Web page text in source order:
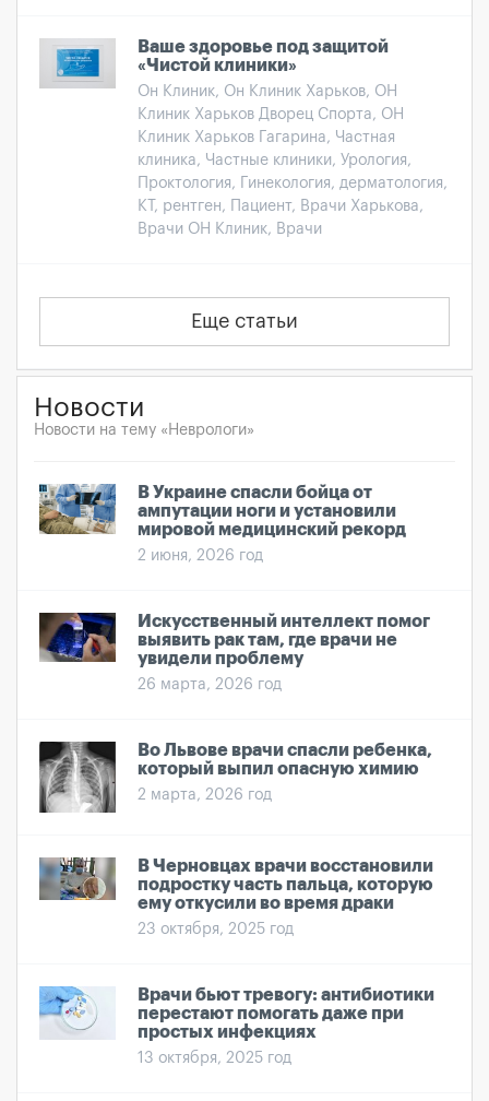
Ваше здоровье под защитой
«Чистой клиники»
Он Клиник, Он Клиник Харьков, ОН
Клиник Харьков Дворец Спорта, ОН
Клиник Харьков Гагарина, Частная
клиника, Частные клиники, Урология,
Проктология, Гинекология, дерматология,
КТ, рентген, Пациент, Врачи Харькова,
Врачи ОН Клиник, Врачи
Еще статьи
Новости
Новости на тему «Неврологи»
В Украине спасли бойца от
ампутации ноги и установили
мировой медицинский рекорд
2 июня, 2026 год
Искусственный интеллект помог
выявить рак там, где врачи не
увидели проблему
26 марта, 2026 год
Во Львове врачи спасли ребенка,
который выпил опасную химию
2 марта, 2026 год
В Черновцах врачи восстановили
подростку часть пальца, которую
ему откусили во время драки
23 октября, 2025 год
Врачи бьют тревогу: антибиотики
перестают помогать даже при
простых инфекциях
13 октября, 2025 год